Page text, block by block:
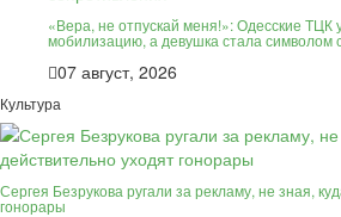
«Вера, не отпускай меня!»: Одесские ТЦК
мобилизацию, а девушка стала символом
07 август, 2026
Культура
Сергея Безрукова ругали за рекламу, не зная,
гонорары